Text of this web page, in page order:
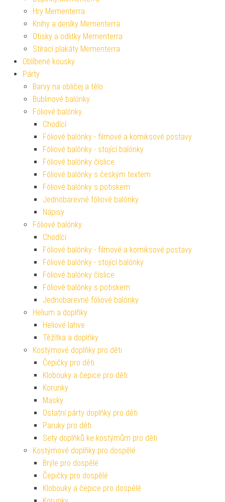
Hry Mementerra
Knihy a deníky Mementerra
Otisky a odlitky Mementerra
Stírací plakáty Mementerra
Oblíbené kousky
Párty
Barvy na obličej a tělo
Bublinové balónky
Fóliové balónky
Chodící
Fóliové balónky - filmové a komiksové postavy
Fóliové balónky - stojící balónky
Fóliové balónky číslice
Fóliové balónky s českým textem
Fóliové balónky s potiskem
Jednobarevné fóliové balónky
Nápisy
Fóliové balónky
Chodící
Fóliové balónky - filmové a komiksové postavy
Fóliové balónky - stojící balónky
Fóliové balónky číslice
Fóliové balónky s potiskem
Jednobarevné fóliové balónky
Helium a doplňky
Heliové lahve
Těžítka a doplňky
Kostýmové doplňky pro děti
Čepičky pro děti
Klobouky a čepice pro děti
Korunky
Masky
Ostatní párty doplňky pro děti
Paruky pro děti
Sety doplňků ke kostýmům pro děti
Kostýmové doplňky pro dospělé
Brýle pro dospělé
Čepičky pro dospělé
Klobouky a čepice pro dospělé